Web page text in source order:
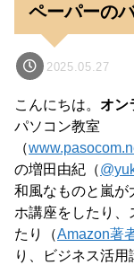
ペーパーの
2025.05.27
こんにちは。 オン
パソコン教室
（
の増田由紀（
和風なものと嵐が
ホ講座をしたり
たり（Amazon著
り、ビジネス活